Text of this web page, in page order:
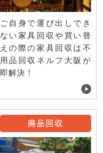
ご自身で運び出しでき
ない家具回収や買い替
えの際の家具回収は不
用品回収ネルフ大阪が
即解決！
廃品回収